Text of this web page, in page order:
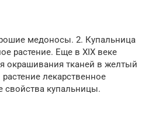
медоносы. 2. Купальница
растение. Еще в XIX веке
окрашивания тканей в желтый
лекарственное
купальницы.